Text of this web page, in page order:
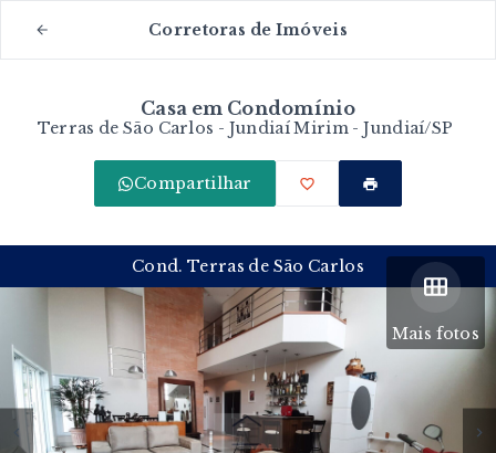
Corretoras de Imóveis
Casa em Condomínio
Terras de São Carlos - Jundiaí Mirim - Jundiaí/SP
Compartilhar
Mais fotos
Cond. Terras de São Carlos